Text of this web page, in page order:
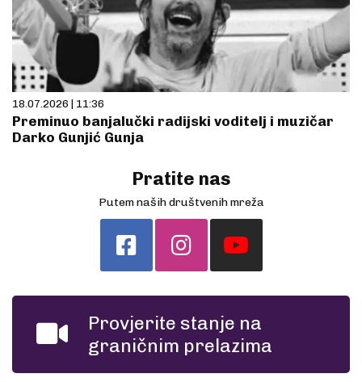
18.07.2026 | 11:36
Preminuo banjalučki radijski voditelj i muzičar
Darko Gunjić Gunja
Pratite nas
Putem naših društvenih mreža
Provjerite stanje na
graničnim prelazima